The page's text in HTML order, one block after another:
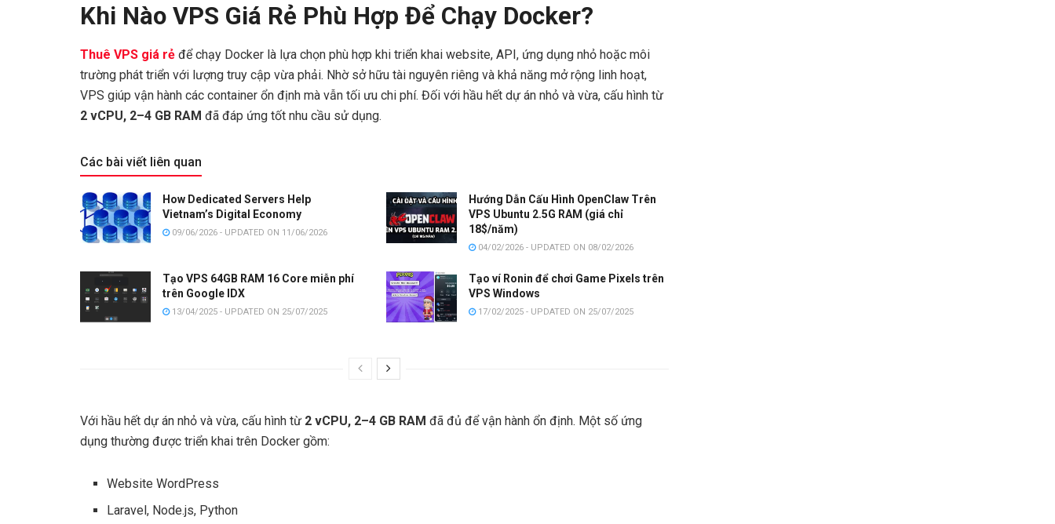
Khi Nào VPS Giá Rẻ Phù Hợp Để Chạy Docker?
Thuê VPS giá rẻ để chạy Docker là lựa chọn phù hợp khi triển khai website, API, ứng dụng nhỏ hoặc môi
trường phát triển với lượng truy cập vừa phải. Nhờ sở hữu tài nguyên riêng và khả năng mở rộng linh hoạt,
VPS giúp vận hành các container ổn định mà vẫn tối ưu chi phí. Đối với hầu hết dự án nhỏ và vừa, cấu hình từ
2 vCPU, 2–4 GB RAM đã đáp ứng tốt nhu cầu sử dụng.
Các bài viết liên quan
How Dedicated Servers Help
Vietnam’s Digital Economy
09/06/2026 - UPDATED ON 11/06/2026
Hướng Dẫn Cấu Hình OpenClaw Trên
VPS Ubuntu 2.5G RAM (giá chỉ
18$/năm)
04/02/2026 - UPDATED ON 08/02/2026
Tạo VPS 64GB RAM 16 Core miễn phí
trên Google IDX
13/04/2025 - UPDATED ON 25/07/2025
Tạo ví Ronin để chơi Game Pixels trên
VPS Windows
17/02/2025 - UPDATED ON 25/07/2025
Với hầu hết dự án nhỏ và vừa, cấu hình từ 2 vCPU, 2–4 GB RAM đã đủ để vận hành ổn định. Một số ứng
dụng thường được triển khai trên Docker gồm:
Website WordPress
Laravel, Node.js, Python